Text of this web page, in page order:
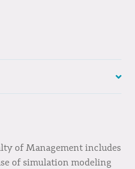
of Management includes
of simulation modeling